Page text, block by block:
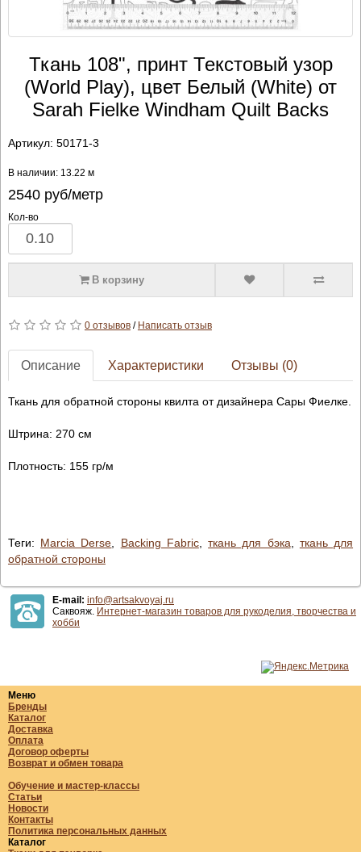
Ткань 108", принт Текстовый узор
(World Play), цвет Белый (White) от
Sarah Fielke Windham Quilt Backs
Артикул: 50171-3
В наличии: 13.22 м
2540руб/метр
Кол-во
В корзину
0 отзывов/ Написать отзыв
Описание Характеристики Отзывы (0)
Ткань для обратной стороны квилта от дизайнера Сары Фиелке.
Штрина: 270 см
Плотность: 155 гр/м
Теги: Marcia Derse Backing Fabric,ткань для бэка
ткань для
обратной стороны
E-mail: info@artsakvoyaj.ru
Саквояж. Интернет-магазин товаров для рукоделия, творчества и
хобби
Меню
Бренды
Каталог
Доставка
Оплата
Договор оферты
Возврат и обмен товара
Обучение и мастер-классы
Статьи
Новости
Контакты
Политика персональных данных
Каталог